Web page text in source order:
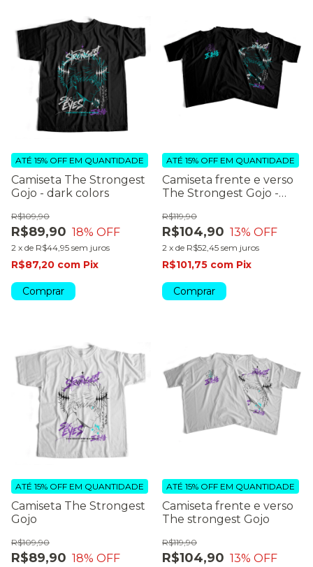
Camiseta The Strongest
Gojo - dark colors
R$89,90
R$109,90
18% OFF
2 x de R$44,95 sem juros
ATÉ 15% OFF EM QUANTIDADE
R$87,20 com Pix
Comprar
Camiseta frente e verso
The Strongest Gojo -
R$104,90
R$119,90
13% OFF
2 x de R$52,45 sem juros
ATÉ 15% OFF EM QUANTIDADE
R$101,75 com Pix
Comprar
Camiseta The Strongest
Gojo
R$89,90
R$109,90
18% OFF
ATÉ 15% OFF EM QUANTIDADE
Camiseta frente e verso
The strongest Gojo
R$104,90
R$119,90
13% OFF
ATÉ 15% OFF EM QUANTIDADE